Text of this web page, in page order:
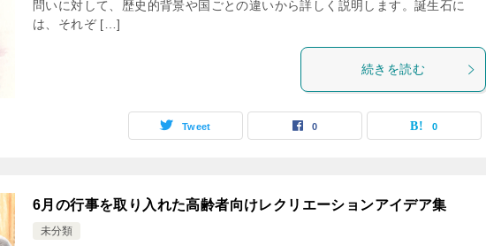
問いに対して、歴史的背景や国ごとの違いから詳しく説明します。誕生石に
は、それぞ […]
続きを読む
Tweet 0 0
6月の行事を取り入れた高齢者向けレクリエーションアイデア集
未分類